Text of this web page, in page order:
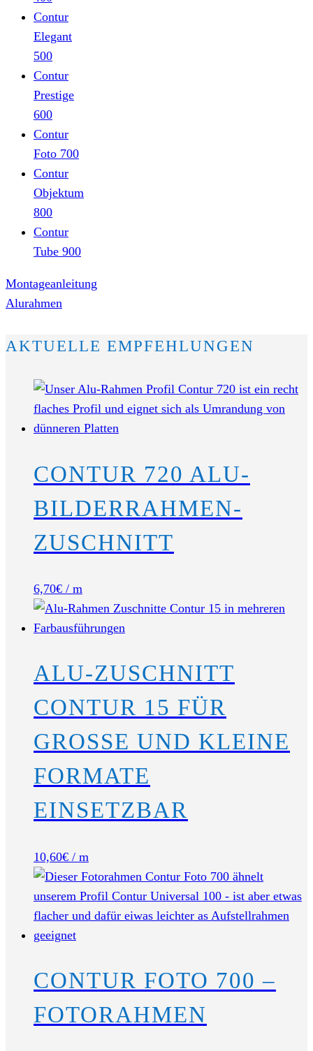
Contur
Elegant
500
Contur
Prestige
600
Contur
Foto 700
Contur
Objektum
800
Contur
Tube 900
Montageanleitung
Alurahmen
AKTUELLE EMPFEHLUNGEN
CONTUR 720 ALU-
BILDERRAHMEN-
ZUSCHNITT
6,70€ / m
ALU-ZUSCHNITT
CONTUR 15 FÜR
GROSSE UND KLEINE F
ORMATE E
INSETZBAR
10,60€ / m
CONTUR FOTO 700 –
FOTORAHMEN